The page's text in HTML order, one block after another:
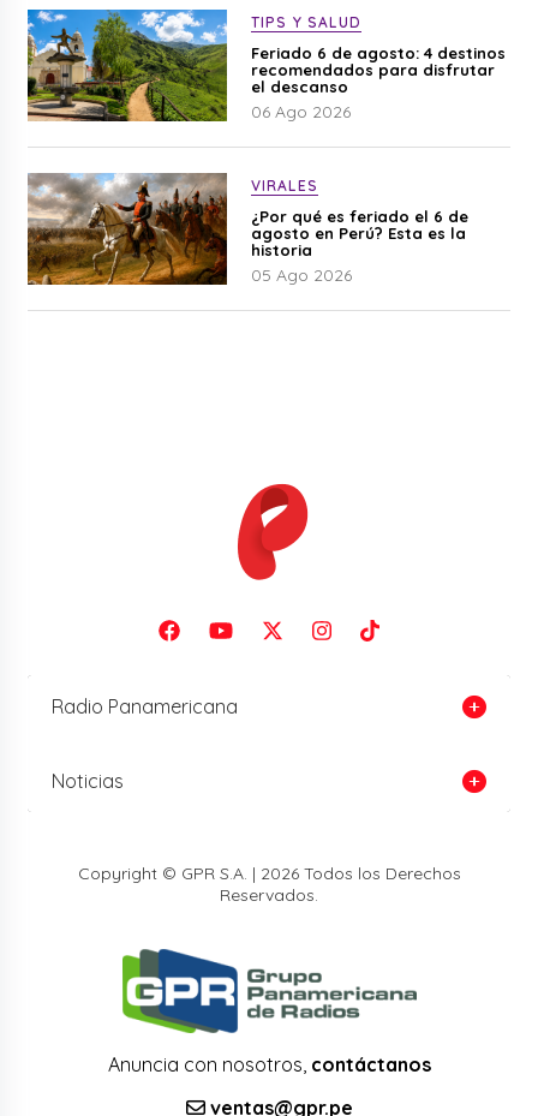
TIPS Y SALUD
Feriado 6 de agosto: 4 destinos
recomendados para disfrutar
el descanso
06 Ago 2026
VIRALES
¿Por qué es feriado el 6 de
agosto en Perú? Esta es la
historia
05 Ago 2026
Radio Panamericana
Noticias
Copyright © GPR S.A. | 2026 Todos los Derechos
Reservados.
Anuncia con nosotros, contáctanos
ventas@gpr.pe